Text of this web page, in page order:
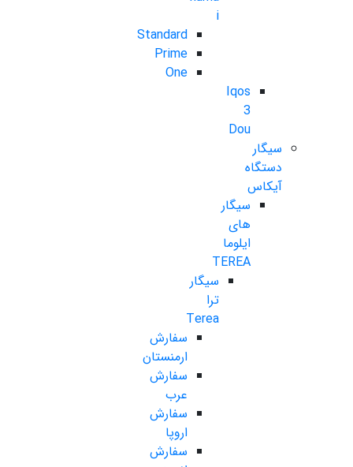
i
Standard
Prime
One
Iqos
3
Dou
سیگار
دستگاه
آیکاس
سیگار
های
ایلوما
TEREA
سیگار
ترا
Terea
سفارش
ارمنستان
سفارش
عرب
سفارش
اروپا
سفارش